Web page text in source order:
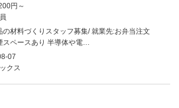
円～
の材料づくりスタッフ募集/ 就業先:お弁当注文
ペースあり 半導体や電…
07
クス